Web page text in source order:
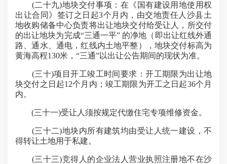
(二十九)地块交付事项：在《国有建设用地使用权
出让合同》签订之日起3个月内，由交地责任人沙县土
地收购储备中心负责将出让地块交付给受让人，所交付
的出让地块为完成“三通一平” 的净地（即出让红线外通
路、通水、通电，红线内土地平整），地块交付标高为
黄海高程130米，“三通”以出让公告期间的现状为准。
(三十)项目开工竣工时间要求：开工期限为出让地
块交付之日起12个月内；竣工期限为开工之日起36个月
内。
(三十一)受让人须按规定代缴住宅专项维修资金。
(三十二)地块内所有建筑均由受让人统一建设，不
得转让土地用于私建。
(三十三)竞得人的企业法人营业执照注册地不在沙